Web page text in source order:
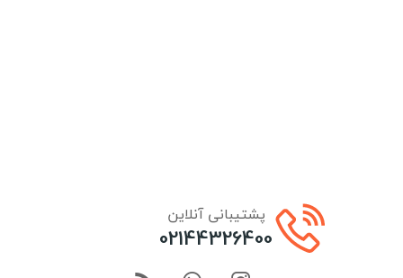
پشتیبانی آنلاین
02144326400